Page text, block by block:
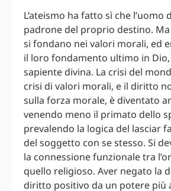
L’ateismo ha fatto sì che l’uomo
padrone del proprio destino.
si fondano nei valori morali, ed
il loro fondamento ultimo in
sapiente divina. La crisi del
crisi di valori morali, e il diritto
sulla forza morale, è diventato
venendo meno il primato dello
prevalendo la logica del lasciar
del soggetto con se stesso. Si
la connessione funzionale tra
quello religioso. Aver negato la
diritto positivo da un potere più